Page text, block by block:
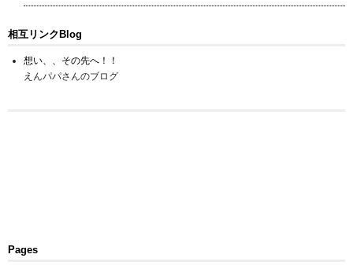
相互リンクBlog
想い、、その先へ！！
えんパパさんのブログ
Pages